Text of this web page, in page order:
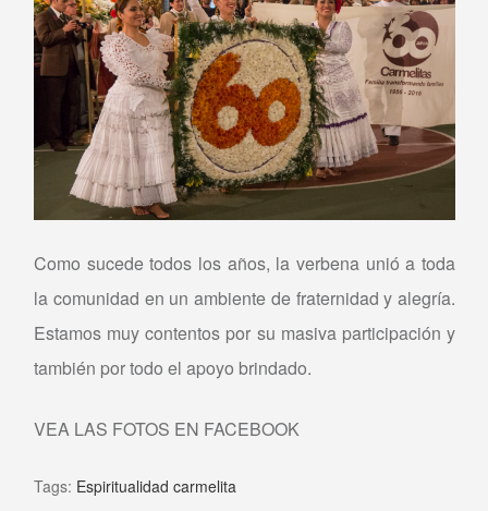
Como sucede todos los años, la verbena unió a toda
la comunidad en un ambiente de fraternidad y alegría.
Estamos muy contentos por su masiva participación y
también por todo el apoyo brindado.
VEA LAS FOTOS EN FACEBOOK
Tags: Espiritualidad carmelita